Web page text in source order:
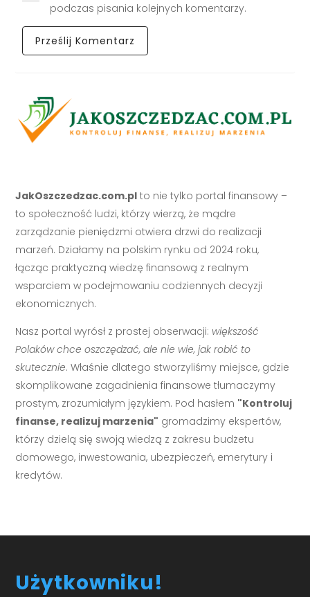
podczas pisania kolejnych komentarzy.
JakOszczedzac.com.pl to nie tylko portal finansowy –
to społeczność ludzi, którzy wierzą, że mądre
zarządzanie pieniędzmi otwiera drzwi do realizacji
marzeń. Działamy na polskim rynku od 2024 roku,
łącząc praktyczną wiedzę finansową z realnym
wsparciem w podejmowaniu codziennych decyzji
ekonomicznych.
Nasz portal wyrósł z prostej obserwacji: większość
Polaków chce oszczędzać, ale nie wie, jak robić to
skutecznie. Właśnie dlatego stworzyliśmy miejsce, gdzie
skomplikowane zagadnienia finansowe tłumaczymy
prostym, zrozumiałym językiem. Pod hasłem "Kontroluj
finanse, realizuj marzenia" gromadzimy ekspertów,
którzy dzielą się swoją wiedzą z zakresu budżetu
domowego, inwestowania, ubezpieczeń, emerytury i
kredytów.
Użytkowniku!